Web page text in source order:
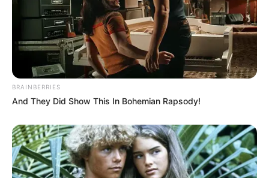
kräftige Einrühren des Puderzuckers entsteht
ein glatter, glänzender Überzug, der nicht nur
gut aussieht, sondern auch himmlisch
schmeckt.
Ein weiterer Vorteil dieses Rezepts ist seine
Vielseitigkeit. Der Kuchen kann problemlos
am nächsten Tag oft noch besser schmeckt.
Außerdem lässt sich der Kuchen nach Belieben
anpassen – ob als Basis für eine festliche Torte
oder als simpler Genuss zum
BRAINBERRIES
And They Did Show This In Bohemian Rapsody!